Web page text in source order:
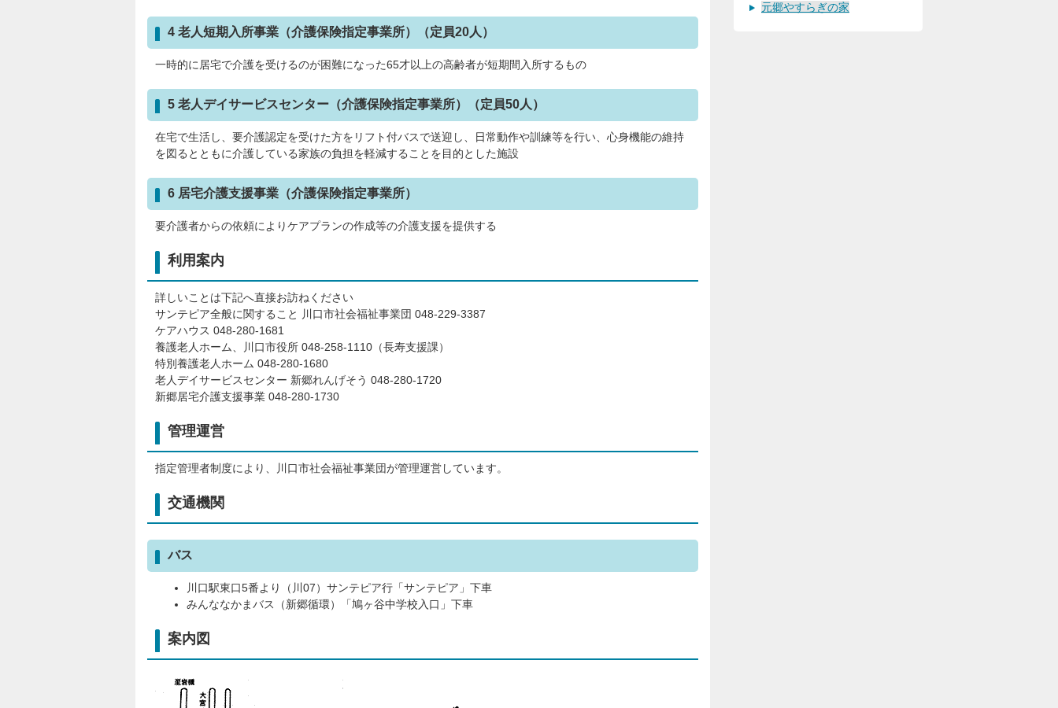
4 老人短期入所事業（介護保険指定事業所）（定員20人）
一時的に居宅で介護を受けるのが困難になった65才以上の高齢者が短期間入所するもの
5 老人デイサービスセンター（介護保険指定事業所）（定員50人）
在宅で生活し、要介護認定を受けた方をリフト付バスで送迎し、日常動作や訓練等を行い、心身機能の維持
を図るとともに介護している家族の負担を軽減することを目的とした施設
6 居宅介護支援事業（介護保険指定事業所）
要介護者からの依頼によりケアプランの作成等の介護支援を提供する
利用案内
詳しいことは下記へ直接お訪ねください
サンテピア全般に関すること 川口市社会福祉事業団 048-229-3387
ケアハウス 048-280-1681
養護老人ホーム、川口市役所 048-258-1110（長寿支援課）
特別養護老人ホーム 048-280-1680
老人デイサービスセンター 新郷れんげそう 048-280-1720
新郷居宅介護支援事業 048-280-1730
管理運営
指定管理者制度により、川口市社会福祉事業団が管理運営しています。
交通機関
バス
川口駅東口5番より（川07）サンテピア行「サンテピア」下車
みんななかまバス（新郷循環）「鳩ヶ谷中学校入口」下車
案内図
元郷やすらぎの家